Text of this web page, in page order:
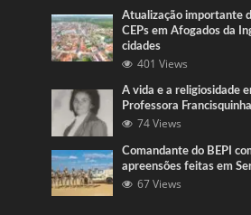
Atualização importante
CEPs em Afogados da
cidades
401 Views
A vida e a religiosidade
Professora
74 Views
Comandante do BEPI
apreensões feitas em
67 Views